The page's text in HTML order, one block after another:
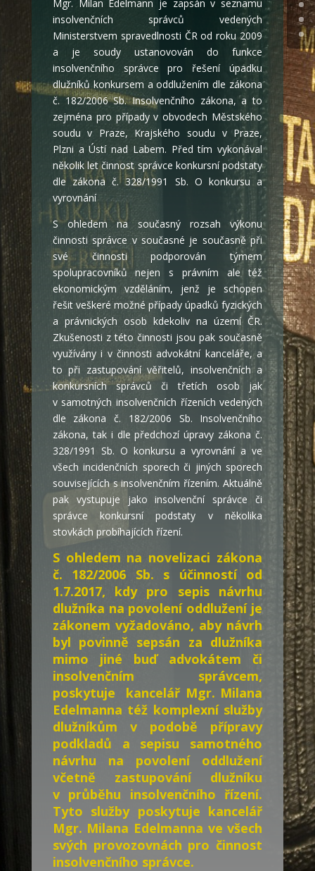
Mgr. Milan Edelmann je zapsán v seznamu
insolvenčních správců vedených
Ministerstvem spravedlnosti ČR od roku 2009
a je soudy ustanovován do funkce
insolvenčního správce pro řešení úpadku
dlužníků konkursem a oddlužením dle zákona
č. 182/2006 Sb. Insolvenčního zákona, a to
zejména pro případy v obvodech Městského
soudu v Praze, Krajského soudu v Praze,
Plzni a Ústí nad Labem. Před tím vykonával
několik let činnost správce konkursní podstaty
dle zákona č. 328/1991 Sb. O konkursu a
vyrovnání
S ohledem na současný rozsah výkonu
činnosti správce v současné je současně při
své činnosti podporován týmem
spolupracovníků nejen s právním ale též
ekonomickým vzděláním, jenž je schopen
řešit veškeré možné případy úpadků fyzických
a právnických osob kdekoliv na území ČR.
Zkušenosti z této činnosti jsou pak současně
využívány i v činnosti advokátní kanceláře, a
to při zastupování věřitelů, insolvenčních a
konkursních správců či třetích osob jak
v samotných insolvenčních řízeních vedených
dle zákona č. 182/2006 Sb. Insolvenčního
zákona, tak i dle předchozí úpravy zákona č.
328/1991 Sb. O konkursu a vyrovnání a ve
všech incidenčních sporech či jiných sporech
souvisejících s insolvenčním řízením. Aktuálně
pak vystupuje jako insolvenční správce či
správce konkursní podstaty v několika
stovkách probíhajících řízení.
S ohledem na novelizaci zákona
č. 182/2006 Sb. s účinností od
1.7.2017, kdy pro sepis návrhu
dlužníka na povolení oddlužení je
zákonem vyžadováno, aby návrh
byl povinně sepsán za dlužníka
mimo jiné buď advokátem či
insolvenčním správcem,
poskytuje kancelář Mgr. Milana
Edelmanna též komplexní služby
dlužníkům v podobě přípravy
podkladů a sepisu samotného
návrhu na povolení oddlužení
včetně zastupování dlužníku
v průběhu insolvenčního řízení.
Tyto služby poskytuje kancelář
Mgr. Milana Edelmanna ve všech
svých provozovnách pro činnost
insolvenčního správce.